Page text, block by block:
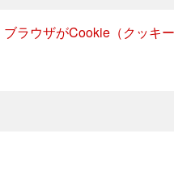
ラウザがCookie（クッキ